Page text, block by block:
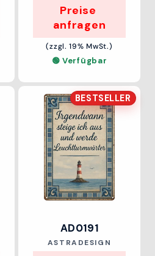
Preise
anfragen
(zzgl. 19% MwSt.)
🟢 Verfügbar
BESTSELLER
AD0191
Anbieter:
ASTRADESIGN